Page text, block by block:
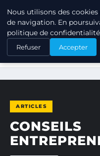
TUEZ-LES
ACCUEIL CONSEILS
ARTICLES
CONSEILS
Nous utilisons des
de navigation. En
politique de
Refuser Accepter